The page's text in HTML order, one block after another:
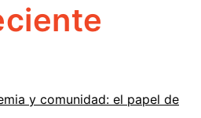
y comunidad: el papel de